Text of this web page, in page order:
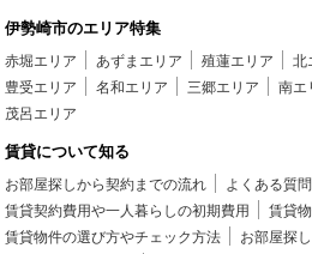
伊勢崎市のエリア特集
赤堀エリア あずまエリア 殖蓮エリア 北
豊受エリア
名和エリア 三郷エリア 南エ
茂呂エリア
賃貸について知る
お部屋探しから契約までの流れ よくある質問
賃貸契約費用や一人暮らしの初期費用
賃貸
賃貸物件の選び方やチェック方法
お部屋探